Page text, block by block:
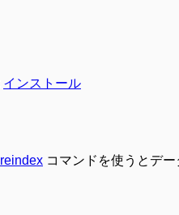
インストール
reindex コマンドを使うとデ